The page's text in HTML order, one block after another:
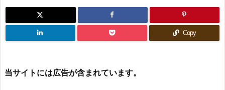
Copy
当サイトには広告が含まれています。